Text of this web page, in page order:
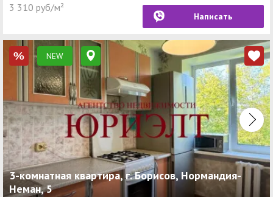
3 310 руб/м²
Написать
% NEW
3-комнатная квартира, г. Борисов, Нормандия-
Неман, 5